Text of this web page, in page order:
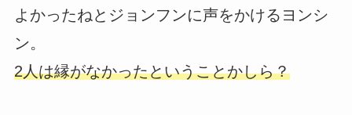
よかったねとジョンフンに声をかけるヨンシ
ン。
2人は縁がなかったということかしら？